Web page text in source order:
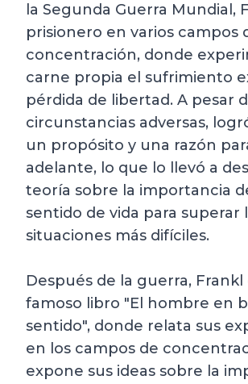
la Segunda Guerra Mundial,
prisionero en varios campos
concentración, donde
carne propia el sufrimiento
pérdida de libertad. A pesar
circunstancias adversas,
un propósito y una razón
adelante, lo que lo llevó a
teoría sobre la importancia
sentido de vida para superar
situaciones más difíciles.
Después de la guerra, Frankl
famoso libro "El hombre en
sentido", donde relata sus
en los campos de
expone sus ideas sobre la